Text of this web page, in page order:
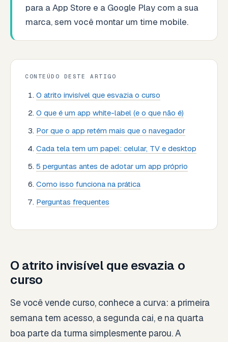
para a App Store e a Google Play com a sua
marca, sem você montar um time mobile.
CONTEÚDO DESTE ARTIGO
O atrito invisível que esvazia o curso
O que é um app white-label (e o que não é)
Por que o app retém mais que o navegador
Cada tela tem um papel: celular, TV e desktop
5 perguntas antes de adotar um app próprio
Como isso funciona na prática
Perguntas frequentes
O atrito invisível que esvazia o
curso
Se você vende curso, conhece a curva: a primeira
semana tem acesso, a segunda cai, e na quarta
boa parte da turma simplesmente parou. A